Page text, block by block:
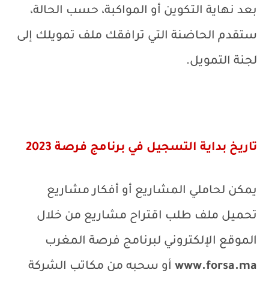
بعد نهاية التكوين أو المواكبة، حسب الحالة،
ستقدم الحاضنة التي ترافقك ملف تمويلك إلى
لجنة التمويل.
تاريخ بداية التسجيل في برنامج فرصة 2023
يمكن لحاملي المشاريع أو أفكار مشاريع
تحميل ملف طلب اقتراح مشاريع من خلال
الموقع الإلكتروني لبرنامج فرصة المغرب
www.forsa.ma أو سحبه من مكاتب الشركة